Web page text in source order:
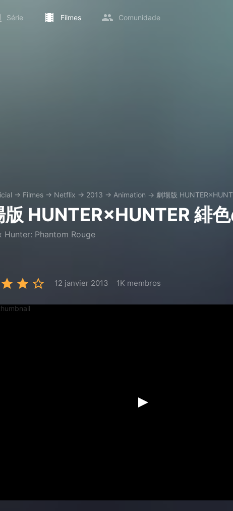
Série Filmes Comunidade
→ Filmes → Netflix → 2013 → Animation → 劇場版
版 HUNTER×HUNTER 緋
Hunter: Phantom Rouge
12 janvier 2013 1K membros